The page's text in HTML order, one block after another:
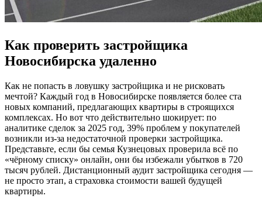
Как проверить застройщика
Новосибирска удаленно
Как не попасть в ловушку застройщика и не рисковать
мечтой? Каждый год в Новосибирске появляется более ста
новых компаний, предлагающих квартиры в строящихся
комплексах. Но вот что действительно шокирует: по
аналитике сделок за 2025 год, 39% проблем у покупателей
возникли из-за недостаточной проверки застройщика.
Представьте, если бы семья Кузнецовых проверила всё по
«чёрному списку» онлайн, они бы избежали убытков в 720
тысяч рублей. Дистанционный аудит застройщика сегодня —
не просто этап, а страховка стоимости вашей будущей
квартиры.